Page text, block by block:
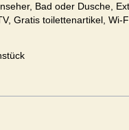
Bad oder Dusche,
Gratis toilettenartikel, Wi-